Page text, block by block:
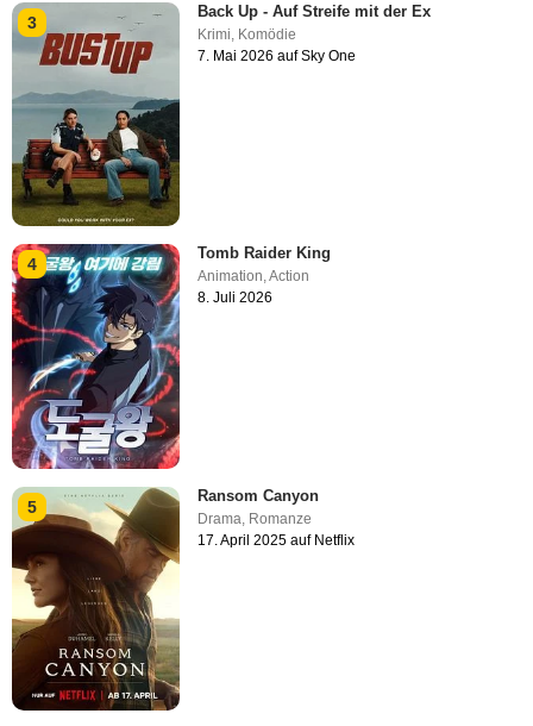
3
Back Up - Auf Streife mit der Ex
Krimi, Komödie
7. Mai 2026 auf Sky One
4
Tomb Raider King
Animation,Action
8. Juli 2026
5
Ransom Canyon
Drama Romanze
17. April 2025 auf Netflix